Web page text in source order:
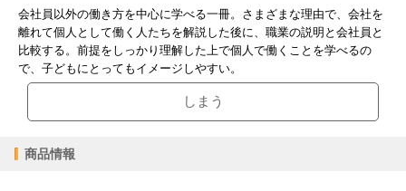
会社員以外の働き方を中心に学べる一冊。さまざまな理由で、会社を
離れて個人として働く人たちを解説した後に、職業の説明と会社員と
比較する。前提をしっかり理解した上で個人で働くことを学べるの
で、子どもにとってもイメージしやすい。
しまう
商品情報